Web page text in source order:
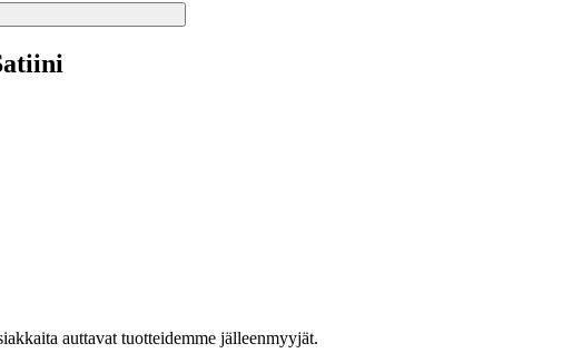
auttavat tuotteidemme jälleenmyyjät.